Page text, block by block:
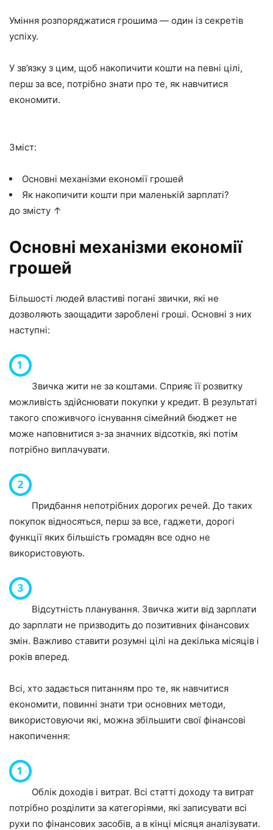
Уміння розпоряджатися грошима — один із секретів
успіху.
У зв’язку з цим, щоб накопичити кошти на певні цілі,
перш за все, потрібно знати про те, як навчитися
економити.
Зміст:
Основні механізми економії грошей
Як накопичити кошти при маленькій зарплаті?
до змісту ↑
Основні механізми економії
грошей
Більшості людей властиві погані звички, які не
дозволяють заощадити зароблені гроші. Основні з них
наступні:
Звичка жити не за коштами. Сприяє її розвитку
можливість здійснювати покупки у кредит. В результаті
такого споживчого існування сімейний бюджет не
може наповнитися з-за значних відсотків, які потім
потрібно виплачувати.
Придбання непотрібних дорогих речей. До таких
покупок відносяться, перш за все, гаджети, дорогі
функції яких більшість громадян все одно не
використовують.
Відсутність планування. Звичка жити від зарплати
до зарплати не призводить до позитивних фінансових
змін. Важливо ставити розумні цілі на декілька місяців і
років вперед.
Всі, хто задається питанням про те, як навчитися
економити, повинні знати три основних методи,
використовуючи які, можна збільшити свої фінансові
накопичення:
Облік доходів і витрат. Всі статті доходу та витрат
потрібно розділити за категоріями, які записувати всі
рухи по фінансових засобів, а в кінці місяця аналізувати.